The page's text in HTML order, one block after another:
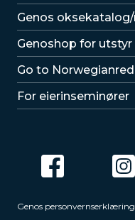
Lenker
Genos
Genoshop for utstyr
Go to
For eierinseminører
Genos personvernserklæring